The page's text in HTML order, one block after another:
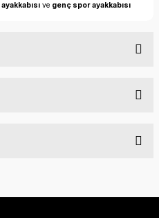
ve genç spor ayakkabısı